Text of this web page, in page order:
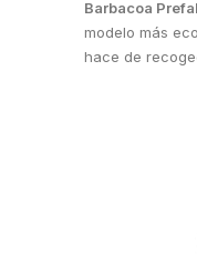
Barbacoa
modelo más
hace de